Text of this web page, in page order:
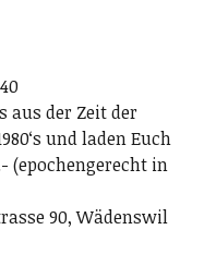
aus der Zeit der
und laden Euch
(epochengerecht in
90, Wädenswil